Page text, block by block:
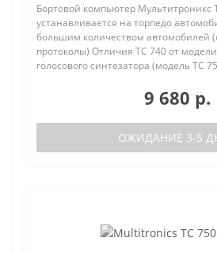
Бортовой компьютер Мультитроникс
устанавливается на торпедо
большим количеством автомобилей
протоколы) Отличия TC 740 от модели
голосового синтезатора (модель TC
9 680 р.
ОЖИДАНИЕ 3-5